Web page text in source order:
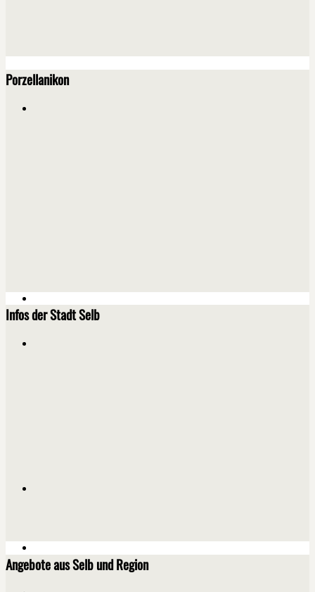
Porzellanikon
Infos der Stadt Selb
Angebote aus Selb und Region